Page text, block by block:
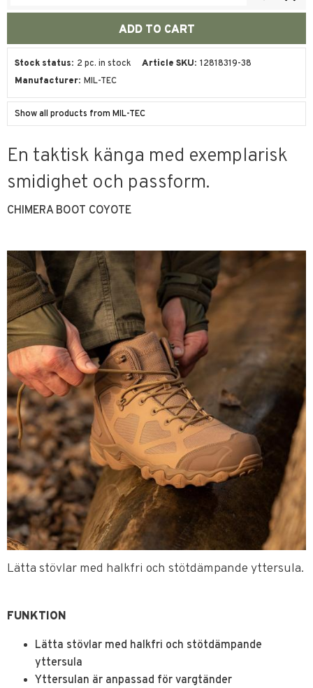
Stock status 2 pc. in stock Article SKU 12818319-38
Manufacturer MIL-TEC
Show all products from MIL-TEC
En taktisk känga med exemplarisk
smidighet och passform.
CHIMERA BOOT COYOTE
Lätta stövlar med halkfri och stötdämpande yttersula.
FUNKTION
Lätta stövlar med halkfri och stötdämpande
yttersula
Yttersulan är anpassad för vargtänder